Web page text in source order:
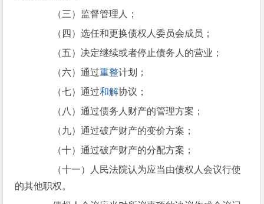
（三）监督管理人；
（四）选任和更换债权人委员会成员；
（五）决定继续或者停止债务人的营业；
（六）通过重整计划；
（七）通过和解协议；
（八）通过债务人财产的管理方案；
（九）通过破产财产的变价方案；
（十）通过破产财产的分配方案；
（十一）人民法院认为应当由债权人会议行使
的其他职权。